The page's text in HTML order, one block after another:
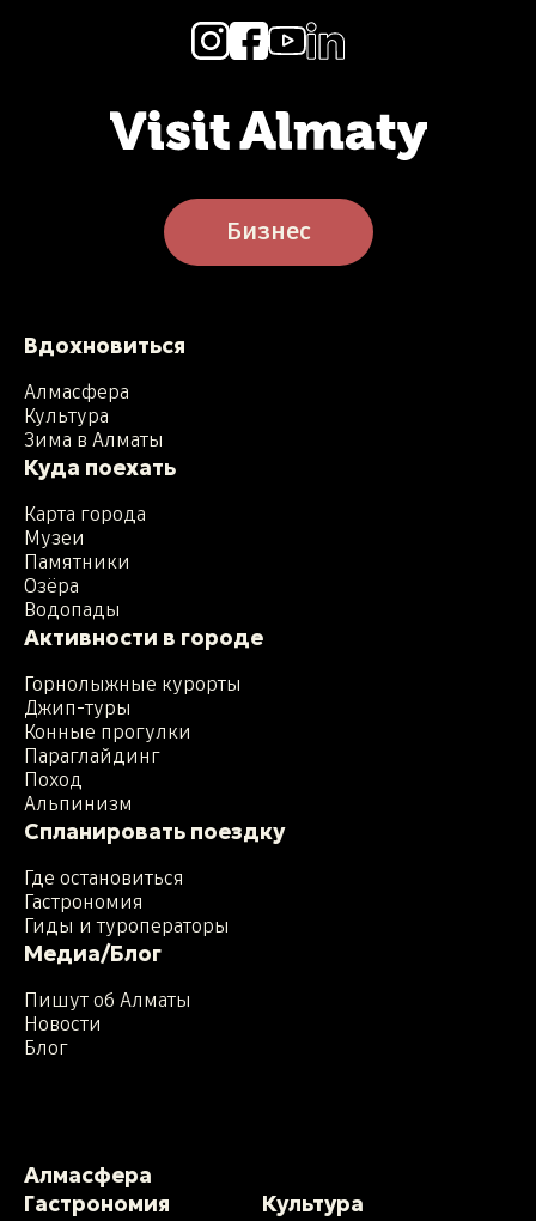
Бизнес
Вдохновиться
Алмасфера
Культура
Зима в Алматы
Куда поехать
Карта города
Музеи
Памятники
Озёра
Водопады
Активности в городе
Горнолыжные курорты
Джип-туры
Конные прогулки
Параглайдинг
Поход
Альпинизм
Спланировать поездку
Где остановиться
Гастрономия
Гиды и туроператоры
Медиа/Блог
Пишут об Алматы
Новости
Блог
Алмасфера
Гастрономия
Культура